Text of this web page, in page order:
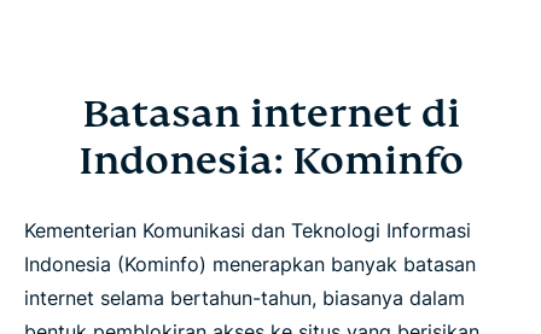
Batasan internet di
Indonesia: Kominfo
Kementerian Komunikasi dan Teknologi Informasi
Indonesia (Kominfo) menerapkan banyak batasan
internet selama bertahun-tahun, biasanya dalam